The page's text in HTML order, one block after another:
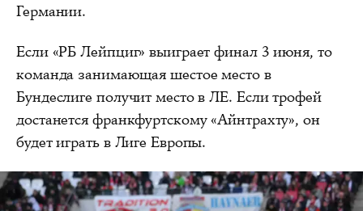
Германии.
Если «РБ Лейпциг» выиграет финал 3 июня, то
команда занимающая шестое место в
Бундеслиге получит место в ЛЕ. Если трофей
достанется франкфуртскому «Айнтрахту», он
будет играть в Лиге Европы.